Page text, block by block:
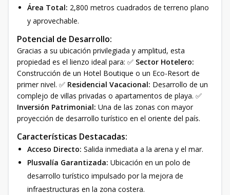
Área Total: 2,800 metros cuadrados de terreno plano
y aprovechable.
Potencial de Desarrollo:
Gracias a su ubicación privilegiada y amplitud, esta
propiedad es el lienzo ideal para: ✅ Sector Hotelero:
Construcción de un Hotel Boutique o un Eco-Resort de
primer nivel. ✅ Residencial Vacacional: Desarrollo de un
complejo de villas privadas o apartamentos de playa. ✅
Inversión Patrimonial: Una de las zonas con mayor
proyección de desarrollo turístico en el oriente del país.
Características Destacadas:
Acceso Directo: Salida inmediata a la arena y el mar.
Plusvalía Garantizada: Ubicación en un polo de
desarrollo turístico impulsado por la mejora de
infraestructuras en la zona costera.